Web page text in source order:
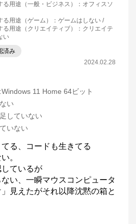
る用途（一般・ビジネス）
： オフィスソ
る用途（ゲーム）
： ゲームはしない
る用途（クリエイティブ）
： クリエイテ
い
済み
2024.02.28
Windows 11 Home 64ビット
い
していない
いない
る、コードも生きてる
。
ているが
い、一瞬マウスコンピュータ
見えたがそれ以降沈黙の箱と